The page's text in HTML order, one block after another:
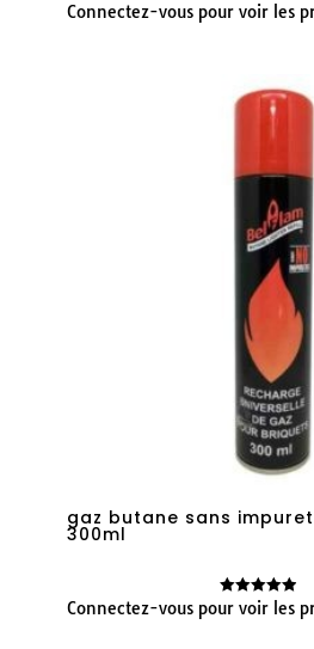
Note
Connectez-vous pour voir les
gaz butane sans
300ml
Note
Connectez-vous pour voir les